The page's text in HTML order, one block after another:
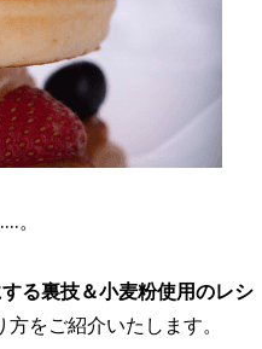
。
る裏技＆小麦粉使用のレシ
をご紹介いたします。